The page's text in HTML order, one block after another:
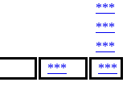
***
***
***
***
***